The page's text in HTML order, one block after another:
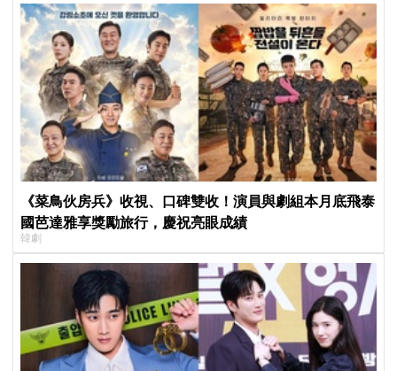
《菜鳥伙房兵》收視、口碑雙收！演員與劇組本月底飛泰
國芭達雅享獎勵旅行，慶祝亮眼成績
韓劇